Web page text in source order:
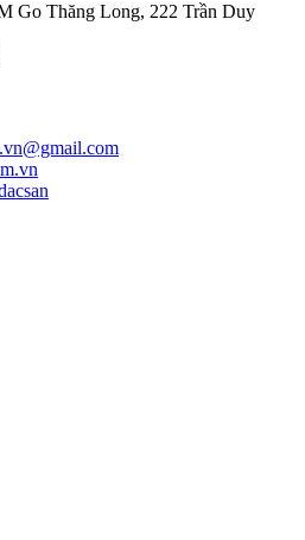
Go Thăng Long, 222 Trần Duy